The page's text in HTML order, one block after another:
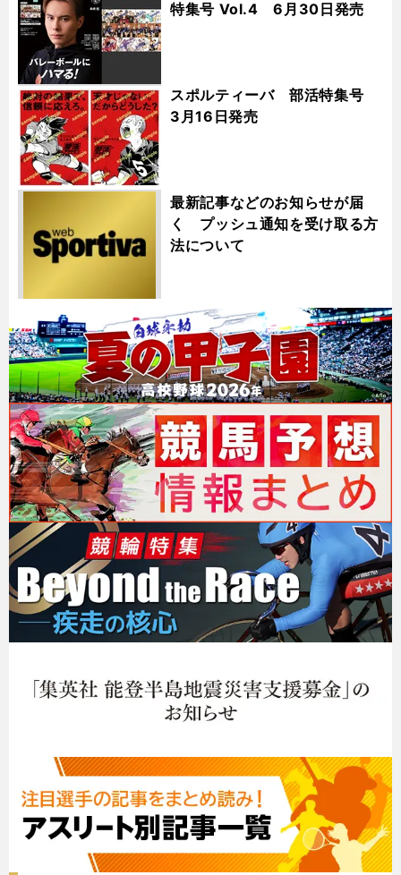
特集号 Vol.4 6月30日発売
スポルティーバ 部活特集号
3月16日発売
最新記事などのお知らせが届
く プッシュ通知を受け取る方
法について